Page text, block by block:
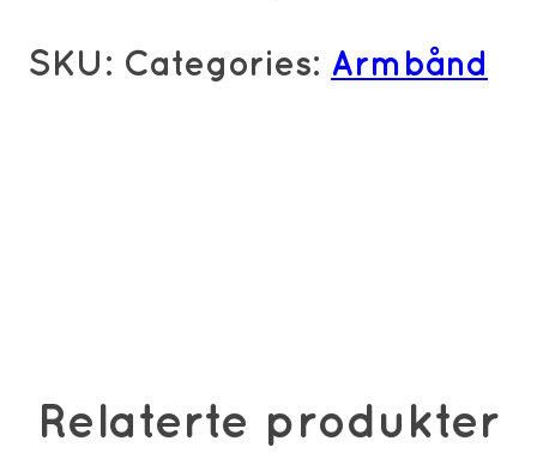
SKU: Categories: Armbånd
Relaterte produkter